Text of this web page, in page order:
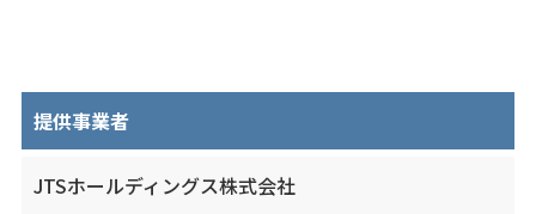
提供事業者
JTSホールディングス株式会社